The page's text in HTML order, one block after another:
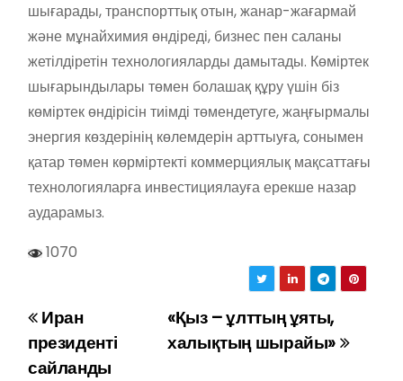
шығарады, транспорттық отын, жанар-жағармай
және мұнайхимия өндіреді, бизнес пен саланы
жетілдіретін технологияларды дамытады. Көміртек
шығарындылары төмен болашақ құру үшін біз
көміртек өндірісін тиімді төмендетуге, жаңғырмалы
энергия көздерінің көлемдерін арттыуға, сонымен
қатар төмен көрміртекті коммерциялық мақсаттағы
технологияларға инвестициялауға ерекше назар
аударамыз.
1070
Н
а
«Қыз – ұлттың ұяты,
халықтың шырайы»
Иран
президенті
сайланды